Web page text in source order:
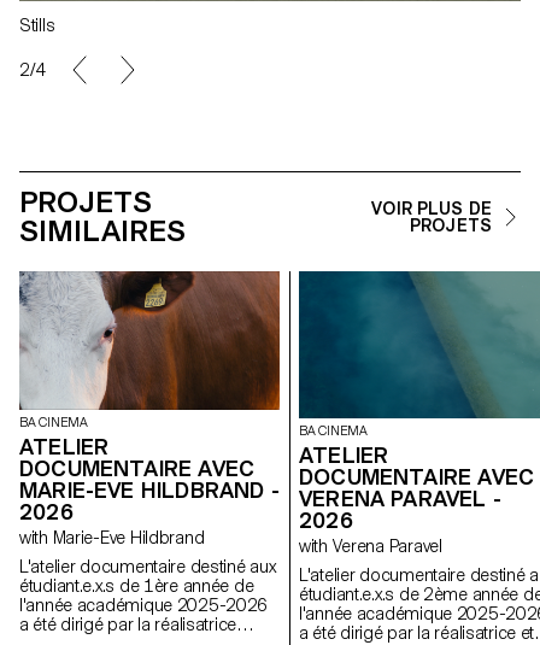
Stills
2/4
PROJETS
SIMILAIRES
VOIR PLUS DE
PROJETS
BA CINEMA
ATELIER
DOCUMENTAIRE AVEC
MARIE-EVE HILDBRAND -
2026
with Marie-Eve Hildbrand
L'atelier documentaire destiné aux
étudiant.e.x.s de 1ère année de
l'année académique 2025-2026
a été dirigé par la réalisatrice
BA CINEMA
ATELIER
DOCUMENTAIRE AVEC
VERENA PARAVEL -
2026
with Verena Paravel
L'atelier documentaire destiné
étudiant.e.x.s de 2ème année
l'année académique 2025-
a été dirigé par la réalisatrice et